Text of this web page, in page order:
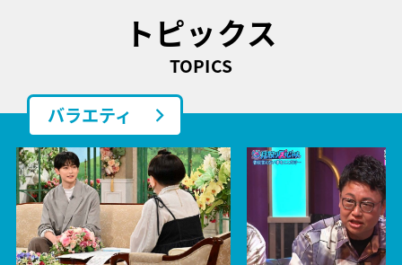
トピックス
TOPICS
バラエティ